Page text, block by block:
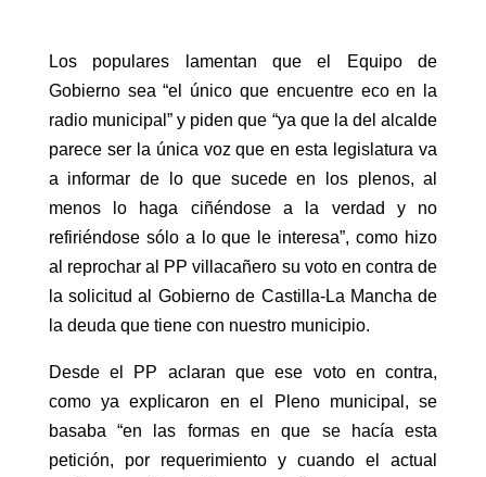
Los populares lamentan que el Equipo de
Gobierno sea “el único que encuentre eco en la
radio municipal” y piden que “ya que la del alcalde
parece ser la única voz que en esta legislatura va
a informar de lo que sucede en los plenos, al
menos lo haga ciñéndose a la verdad y no
refiriéndose sólo a lo que le interesa”, como hizo
al reprochar al PP villacañero su voto en contra de
la solicitud al Gobierno de Castilla-La Mancha de
la deuda que tiene con nuestro municipio.
Desde el PP aclaran que ese voto en contra,
como ya explicaron en el Pleno municipal, se
basaba “en las formas en que se hacía esta
petición, por requerimiento y cuando el actual